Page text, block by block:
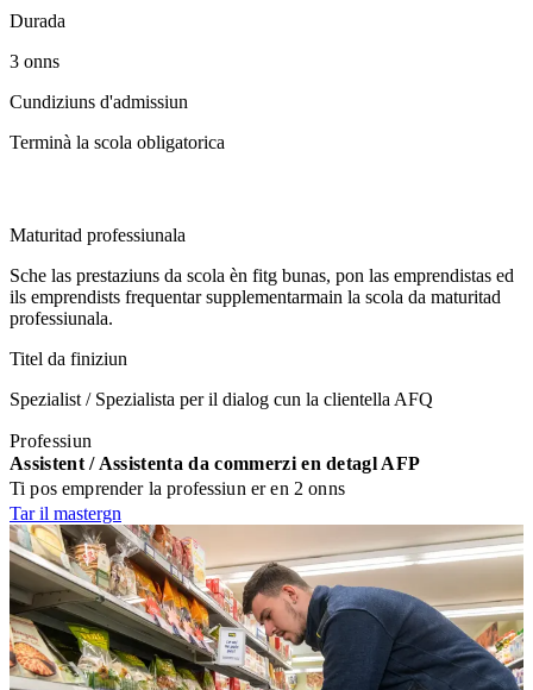
Durada
3 onns
Cundiziuns d'admissiun
Terminà la scola obligatorica
Maturitad professiunala
Sche las prestaziuns da scola èn fitg bunas, pon las emprendistas ed
ils emprendists frequentar supplementarmain la scola da maturitad
professiunala.
Titel da finiziun
Spezialist / Spezialista per il dialog cun la clientella AFQ
Professiun
Assistent / Assistenta da commerzi en detagl AFP
Ti pos emprender la professiun er en 2 onns
Tar il mastergn